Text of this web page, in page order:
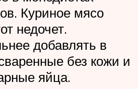
Куриное мясо
недочет.
добавлять в
без кожи и
яйца.